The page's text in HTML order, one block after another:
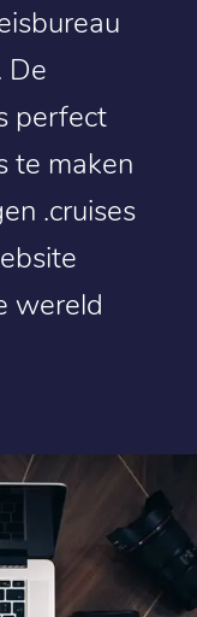
De
perfect
te maken
.cruises
wereld